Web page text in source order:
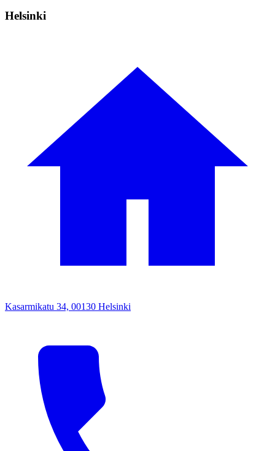
Helsinki
Kasarmikatu 34, 00130 Helsinki